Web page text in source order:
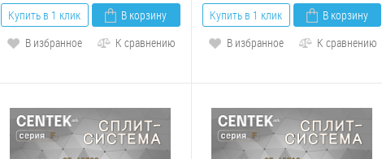
Купить в 1 клик
В корзину
В избранное
К сравнению
Купить в 1 клик
В корзину
В избранное
К сравнению